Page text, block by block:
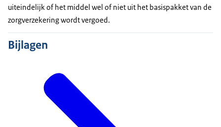
uiteindelijk of het middel wel of niet uit het basispakket van de
zorgverzekering wordt vergoed.
Bijlagen